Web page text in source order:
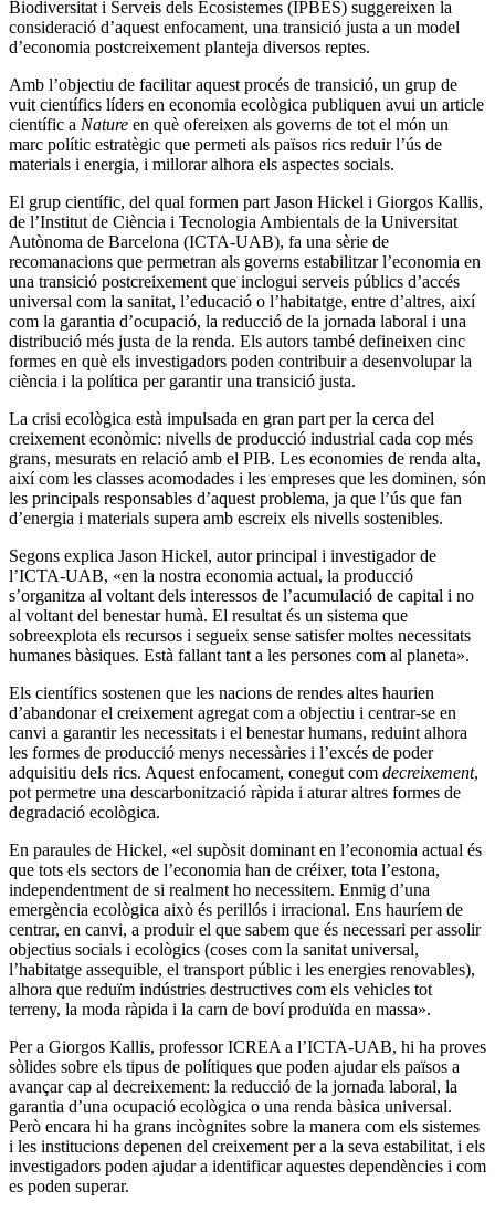
Biodiversitat i Serveis dels Ecosistemes (IPBES) suggereixen la
consideració d’aquest enfocament, una transició justa a un model
d’economia postcreixement planteja diversos reptes.
Amb l’objectiu de facilitar aquest procés de transició, un grup de
vuit científics líders en economia ecològica publiquen avui un article
científic a Nature en què ofereixen als governs de tot el món un
marc polític estratègic que permeti als països rics reduir l’ús de
materials i energia, i millorar alhora els aspectes socials.
El grup científic, del qual formen part Jason Hickel i Giorgos Kallis,
de l’Institut de Ciència i Tecnologia Ambientals de la Universitat
Autònoma de Barcelona (ICTA-UAB), fa una sèrie de
recomanacions que permetran als governs estabilitzar l’economia en
una transició postcreixement que inclogui serveis públics d’accés
universal com la sanitat, l’educació o l’habitatge, entre d’altres, així
com la garantia d’ocupació, la reducció de la jornada laboral i una
distribució més justa de la renda. Els autors també defineixen cinc
formes en què els investigadors poden contribuir a desenvolupar la
ciència i la política per garantir una transició justa.
La crisi ecològica està impulsada en gran part per la cerca del
creixement econòmic: nivells de producció industrial cada cop més
grans, mesurats en relació amb el PIB. Les economies de renda alta,
així com les classes acomodades i les empreses que les dominen, són
les principals responsables d’aquest problema, ja que l’ús que fan
d’energia i materials supera amb escreix els nivells sostenibles.
Segons explica Jason Hickel, autor principal i investigador de
l’ICTA-UAB, «en la nostra economia actual, la producció
s’organitza al voltant dels interessos de l’acumulació de capital i no
al voltant del benestar humà. El resultat és un sistema que
sobreexplota els recursos i segueix sense satisfer moltes necessitats
humanes bàsiques. Està fallant tant a les persones com al planeta».
Els científics sostenen que les nacions de rendes altes haurien
d’abandonar el creixement agregat com a objectiu i centrar-se en
canvi a garantir les necessitats i el benestar humans, reduint alhora
les formes de producció menys necessàries i l’excés de poder
adquisitiu dels rics. Aquest enfocament, conegut com decreixement,
pot permetre una descarbonització ràpida i aturar altres formes de
degradació ecològica.
En paraules de Hickel, «el supòsit dominant en l’economia actual és
que tots els sectors de l’economia han de créixer, tota l’estona,
independentment de si realment ho necessitem. Enmig d’una
emergència ecològica això és perillós i irracional. Ens hauríem de
centrar, en canvi, a produir el que sabem que és necessari per assolir
objectius socials i ecològics (coses com la sanitat universal,
l’habitatge assequible, el transport públic i les energies renovables),
alhora que reduïm indústries destructives com els vehicles tot
terreny, la moda ràpida i la carn de boví produïda en massa».
Per a Giorgos Kallis, professor ICREA a l’ICTA-UAB, hi ha proves
sòlides sobre els tipus de polítiques que poden ajudar els països a
avançar cap al decreixement: la reducció de la jornada laboral, la
garantia d’una ocupació ecològica o una renda bàsica universal.
Però encara hi ha grans incògnites sobre la manera com els sistemes
i les institucions depenen del creixement per a la seva estabilitat, i els
investigadors poden ajudar a identificar aquestes dependències i com
es poden superar.